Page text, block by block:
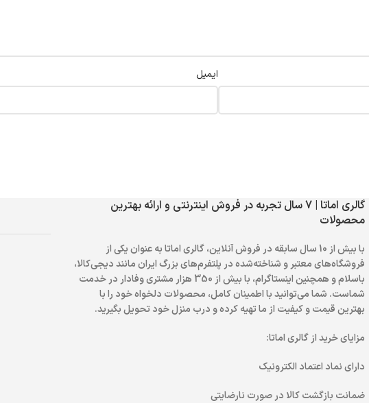
ایمیل
گالری اماتا | 7 سال تجربه در فروش اینترنتی و ارائه بهترین
محصولات
با بیش از 10 سال سابقه در فروش آنلاین، گالری اماتا به عنوان یکی از
فروشگاه‌های معتبر و شناخته‌شده در پلتفرم‌های بزرگ ایران مانند دیجی‌کالا،
باسلام و همچنین اینستاگرام، با بیش از 350 هزار مشتری وفادار در خدمت
شماست. شما می‌توانید با اطمینان کامل، محصولات دلخواه خود را با
بهترین قیمت و کیفیت از ما تهیه کرده و درب منزل خود تحویل بگیرید.
مزایای خرید از گالری اماتا:
دارای نماد اعتماد الکترونیک
ضمانت بازگشت کالا در صورت نارضایتی